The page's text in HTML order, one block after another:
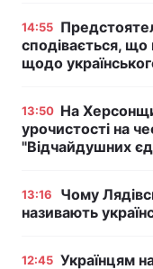
14:55
сподівається, що
щодо
13:50 На
урочистості на
"Відчайдушних
13:16
Чому
називають
12:45 Українцям